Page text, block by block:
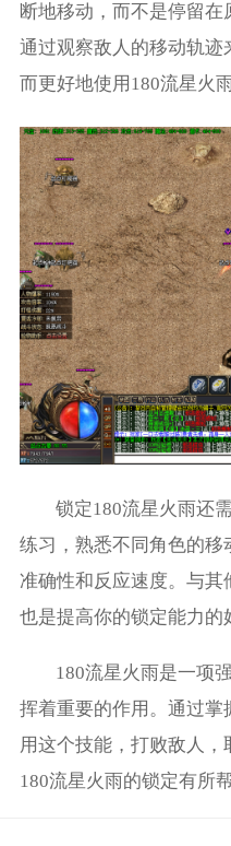
断地移动，而不是停留
通过观察敌人的移动轨迹
而更好地使用180流星火雨
锁定180流星火雨还
练习，熟悉不同角色的
准确性和反应速度。与其
也是提高你的锁定能力的
180流星火雨是一项
挥着重要的作用。通过
用这个技能，打败敌人
180流星火雨的锁定有所